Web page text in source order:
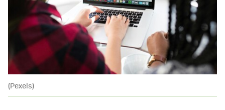
(Pexels)